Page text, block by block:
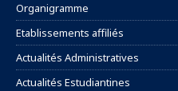
Organigramme
Etablissements affiliés
Actualités Administratives
Actualités Estudiantines